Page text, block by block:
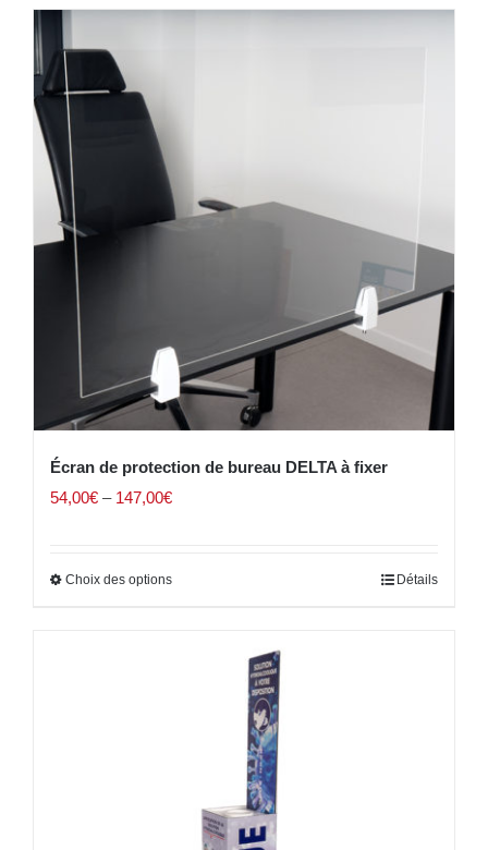
Écran de protection de bureau DELTA à fixer
54,00€ – 147,00€
Choix des options Détails